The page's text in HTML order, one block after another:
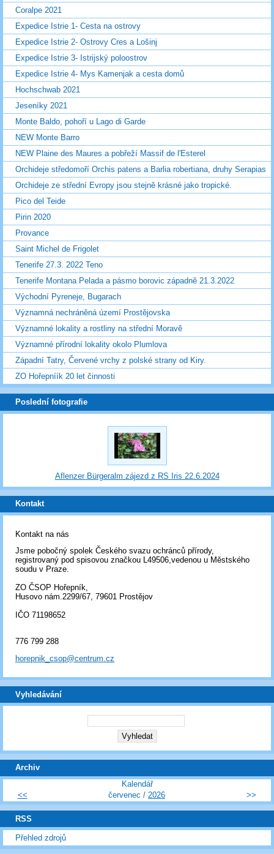
Coralpe 2021
Expedice Istrie 1- Cesta na ostrovy
Expedice Istrie 2- Ostrovy Cres a Lošinj
Expedice Istrie 3- Istrijský poloostrov
Expedice Istrie 4- Mys Kamenjak a cesta domů
Hochschwab 2021
Jeseníky 2021
Monte Baldo, pohoří u Lago di Garde
NEW Monte Barro
NEW Plaine des Maures a pobřeží Massif de l'Esterel
Orchideje středomoří Orchis patens a Barlia robertiana, druhy Serapias
Orchideje ze střední Evropy jsou stejně krásné jako tropické.
Pico del Teide
Pirin 2020
Provance
Saint Michel de Frigolet
Tenerife 27.3. 2022 Teno
Tenerife Montana Pelada a pásmo borovic západně 21.3.2022
Východní Pyreneje, Bugarach
Významná nechráněná území Prostějovska
Významné lokality a rostliny na střední Moravě
Významné přírodní lokality okolo Plumlova
Západní Tatry, Červené vrchy z polské strany od Kiry.
ZO Hořepníík 20 let činnosti
Poslední fotografie
Aflenzer Bürgeralm zájezd z RS Iris 22.6.2024
Kontakt
Kontakt na nás
Jsme pobočný spolek Českého svazu ochránců přírody,
registrovaný pod spisovou značkou L49506,vedenou u Městského
soudu v Praze.
ZO ČSOP Hořepník,
Husovo nám.2299/67, 79601 Prostějov
IČO 71198652
776 799 288
horepnik_csop@centrum.cz
Vyhledávání
Archiv
Kalendář
<<
červenec / 2026 >>
RSS
Přehled zdrojů